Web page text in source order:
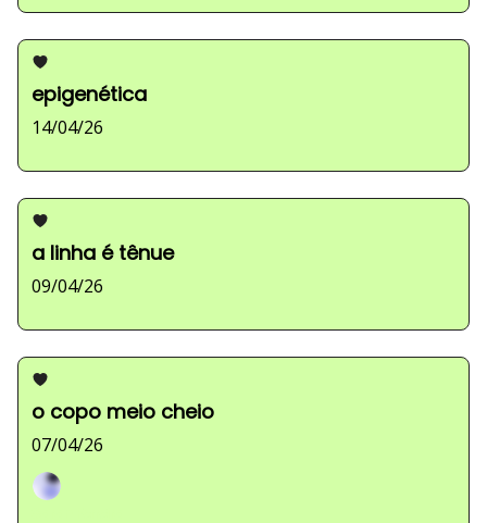
epigenética
14/04/26
a linha é tênue
09/04/26
o copo meio cheio
07/04/26